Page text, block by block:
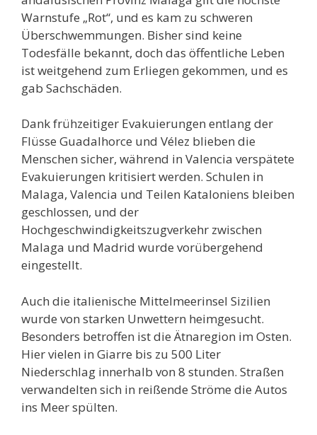
Warnstufe „Rot“, und es kam zu schweren
Überschwemmungen. Bisher sind keine
Todesfälle bekannt, doch das öffentliche Leben
ist weitgehend zum Erliegen gekommen, und es
gab Sachschäden.
Dank frühzeitiger Evakuierungen entlang der
Flüsse Guadalhorce und Vélez blieben die
Menschen sicher, während in Valencia verspätete
Evakuierungen kritisiert werden. Schulen in
Malaga, Valencia und Teilen Kataloniens bleiben
geschlossen, und der
Hochgeschwindigkeitszugverkehr zwischen
Malaga und Madrid wurde vorübergehend
eingestellt.
Auch die italienische Mittelmeerinsel Sizilien
wurde von starken Unwettern heimgesucht.
Besonders betroffen ist die Ätnaregion im Osten.
Hier vielen in Giarre bis zu 500 Liter
Niederschlag innerhalb von 8 stunden. Straßen
verwandelten sich in reißende Ströme die Autos
ins Meer spülten.